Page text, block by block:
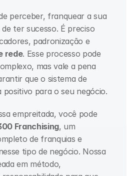
perceber, franquear a sua
ter sucesso. É preciso
investir em indicadores, padronização e
rede. Esse processo pode
mas vale a pena
que o sistema de
positivo para o seu negócio.
empreitada, você pode
Franchising, um
de franquias e
tipo de negócio. Nossa
em método,